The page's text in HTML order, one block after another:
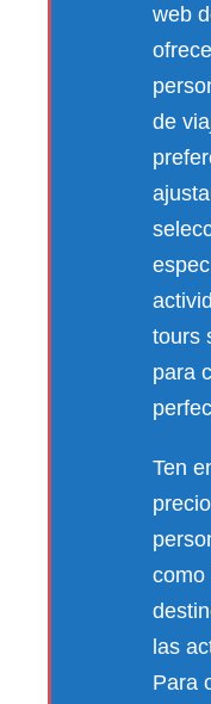
web
de
tours
para
Ten
como
las
Para